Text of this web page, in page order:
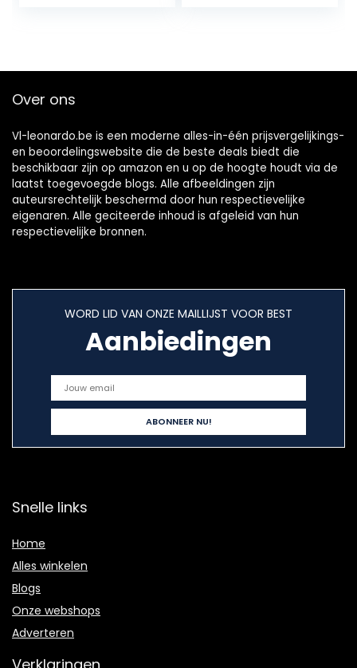
Over ons
Vl-leonardo.be is een moderne alles-in-één prijsvergelijkings-
en beoordelingswebsite die de beste deals biedt die
beschikbaar zijn op amazon en u op de hoogte houdt via de
laatst toegevoegde blogs. Alle afbeeldingen zijn
auteursrechtelijk beschermd door hun respectievelijke
eigenaren. Alle geciteerde inhoud is afgeleid van hun
respectievelijke bronnen.
WORD LID VAN ONZE MAILLIJST VOOR BEST
Aanbiedingen
Snelle links
Home
Alles winkelen
Blogs
Onze webshops
Adverteren